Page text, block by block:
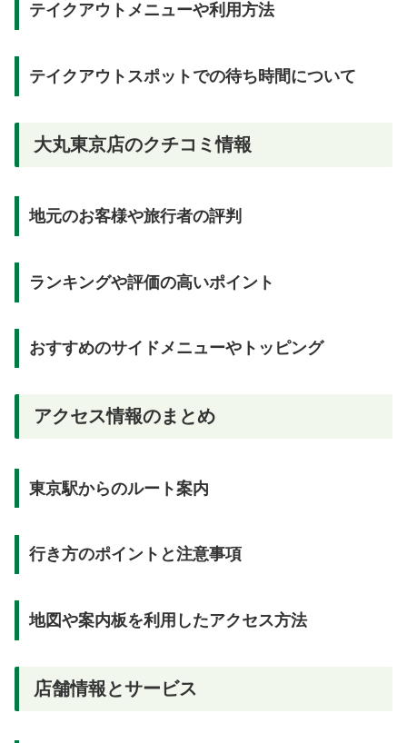
テイクアウトメニューや利用方法
テイクアウトスポットでの待ち時間について
大丸東京店のクチコミ情報
地元のお客様や旅行者の評判
ランキングや評価の高いポイント
おすすめのサイドメニューやトッピング
アクセス情報のまとめ
東京駅からのルート案内
行き方のポイントと注意事項
地図や案内板を利用したアクセス方法
店舗情報とサービス